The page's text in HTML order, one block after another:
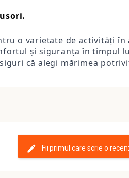
o varietate de activități
și siguranța în timpul
că alegi mărimea
Fii primul care scrie o